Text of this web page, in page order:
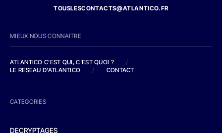
TOUSLESCONTACTS@ATLANTICO.FR
MIEUX NOUS CONNAITRE
ATLANTICO C'EST QUI, C'EST QUOI ?
/
LE RESEAU D'ATLANTICO
/ CONTACT
CATEGORIES
DECRYPTAGES